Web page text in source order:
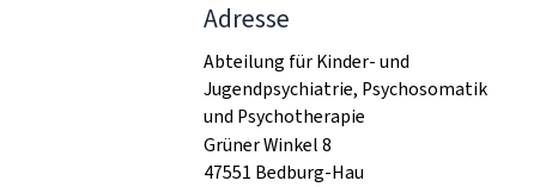
Adresse
Abteilung für Kinder- und
Jugendpsychiatrie, Psychosomatik
und Psychotherapie
Grüner Winkel 8
47551 Bedburg-Hau